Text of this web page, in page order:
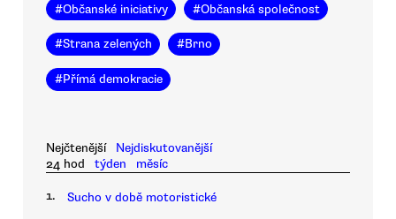
#Občanské iniciativy #Občanská společnost
#Strana zelených #Brno
#Přímá demokracie
Nejčtenější
Nejdiskutovanější
24 hod
týden měsíc
1. Sucho v době motoristické